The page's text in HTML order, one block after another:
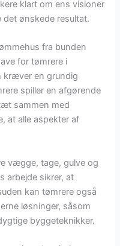
klart om ens visioner
det ønskede resultat.
fra bunden
for tømrere i
kræver en grundig
spiller en afgørende
sammen med
at alle aspekter af
vægge, tage, gulve og
arbejde sikrer, at
kan tømrere også
løsninger, såsom
byggeteknikker.